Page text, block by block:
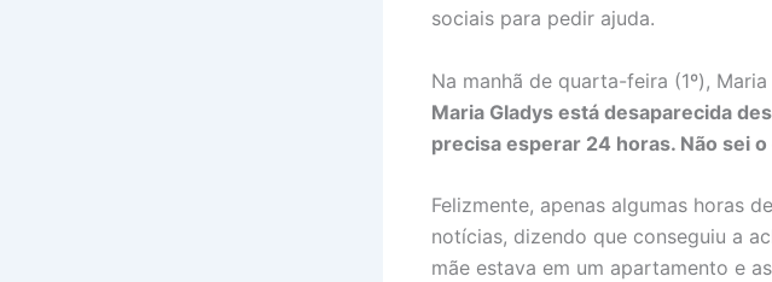
sociais para pedir ajuda.
Na manhã de quarta-feira (1º),
Maria Gladys está desaparecida
precisa esperar 24 horas. Não sei
Felizmente, apenas algumas horas
notícias, dizendo que conseguiu a
mãe estava em um apartamento e